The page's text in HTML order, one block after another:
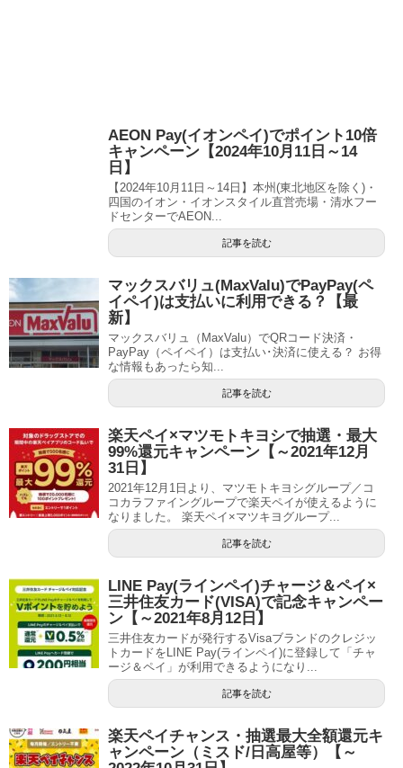
AEON Pay(イオンペイ)でポイント10倍
キャンペーン【2024年10月11日～14
日】
【2024年10月11日～14日】本州(東北地区を除く)・
四国のイオン・イオンスタイル直営売場・清水フー
ドセンターでAEON...
記事を読む
マックスバリュ(MaxValu)でPayPay(ペ
イペイ)は支払いに利用できる？【最
新】
マックスバリュ（MaxValu）でQRコード決済・
PayPay（ペイペイ）は支払い･決済に使える？ お得
な情報もあったら知...
記事を読む
楽天ペイ×マツモトキヨシで抽選・最大
99%還元キャンペーン【～2021年12月
31日】
2021年12月1日より、マツモトキヨシグループ／コ
コカラファイングループで楽天ペイが使えるように
なりました。 楽天ペイ×マツキヨグループ...
記事を読む
LINE Pay(ラインペイ)チャージ＆ペイ×
三井住友カード(VISA)で記念キャンペー
ン【～2021年8月12日】
三井住友カードが発行するVisaブランドのクレジッ
トカードをLINE Pay(ラインペイ)に登録して「チャ
ージ＆ペイ」が利用できるようになり...
記事を読む
楽天ペイチャンス・抽選最大全額還元キ
ャンペーン（ミスド/日高屋等）【～